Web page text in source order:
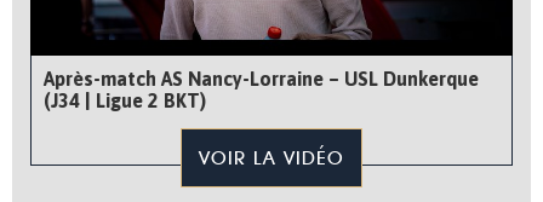
Après-match AS Nancy-Lorraine – USL Dunkerque
(J34 | Ligue 2 BKT)
VOIR LA VIDÉO